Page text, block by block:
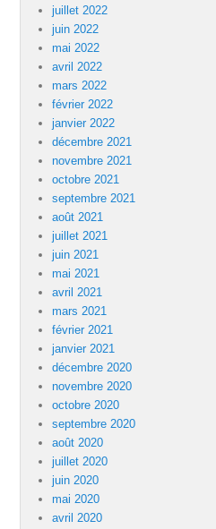
juillet 2022
juin 2022
mai 2022
avril 2022
mars 2022
février 2022
janvier 2022
décembre 2021
novembre 2021
octobre 2021
septembre 2021
août 2021
juillet 2021
juin 2021
mai 2021
avril 2021
mars 2021
février 2021
janvier 2021
décembre 2020
novembre 2020
octobre 2020
septembre 2020
août 2020
juillet 2020
juin 2020
mai 2020
avril 2020